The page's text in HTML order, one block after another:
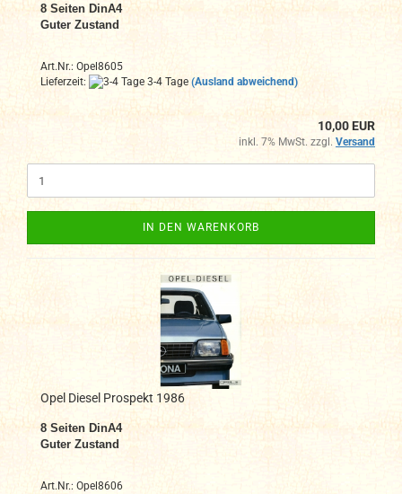
8 Seiten DinA4
Guter Zustand
Art.Nr.: Opel8605
Lieferzeit:
3-4 Tage (Ausland abweichend)
10,00 EUR
inkl. 7% MwSt. zzgl. Versand
IN DEN WARENKORB
Opel Diesel Prospekt 1986
8 Seiten DinA4
Guter Zustand
Art.Nr.: Opel8606